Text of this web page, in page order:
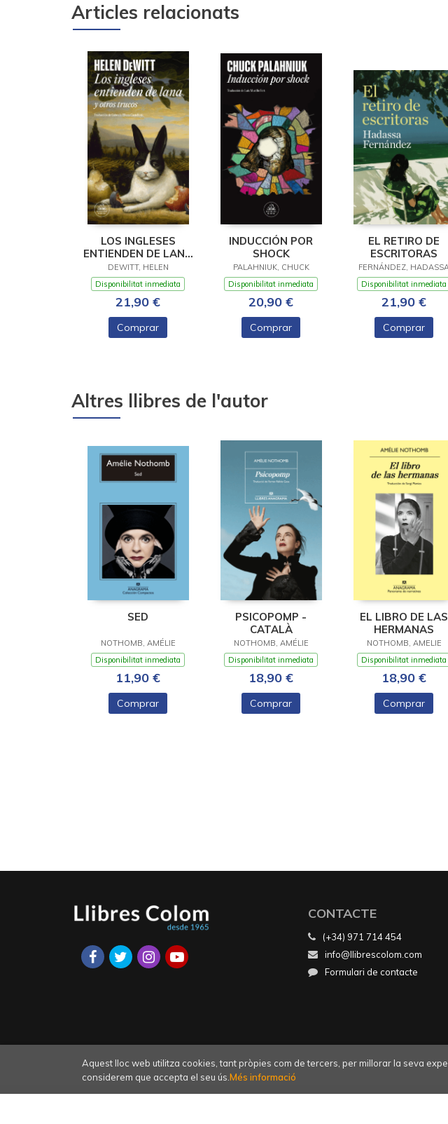
Articles relacionats
LOS INGLESES
ENTIENDEN DE LANA
(Y OTROS TRUCOS)
DEWITT, HELEN
Disponibilitat inmediata
21,90 €
Comprar
INDUCCIÓN POR
SHOCK
PALAHNIUK, CHUCK
Disponibilitat inmediata
20,90 €
Comprar
EL RETIRO DE
ESCRITORAS
FERNÁNDEZ,
Disponibilitat inmediata
21,90 €
Comprar
Altres llibres de l'autor
SED
NOTHOMB, AMÉLIE
Disponibilitat inmediata
11,90 €
Comprar
PSICOPOMP -
CATALÀ
NOTHOMB, AMÉLIE
Disponibilitat inmediata
18,90 €
Comprar
EL LIBRO DE LAS
HERMANAS
NOTHOMB, AMELIE
Disponibilitat inmediata
18,90 €
Comprar
CONTACTE
(+34) 971 714 454
info@llibrescolom.com
Formulari de contacte
Aquest lloc web utilitza cookies, tant pròpies com de tercers, per millorar la seva
considerem que accepta el seu ús.Més informació